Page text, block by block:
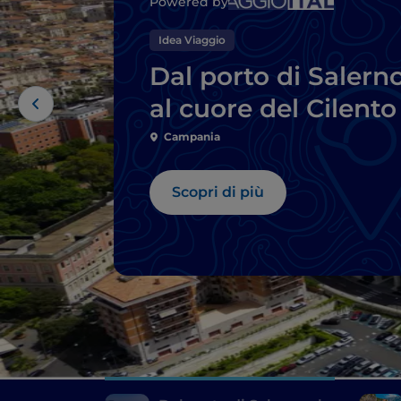
Idea Viaggio
Dal porto di
al cuore del Cilento
Campania
Scopri di più